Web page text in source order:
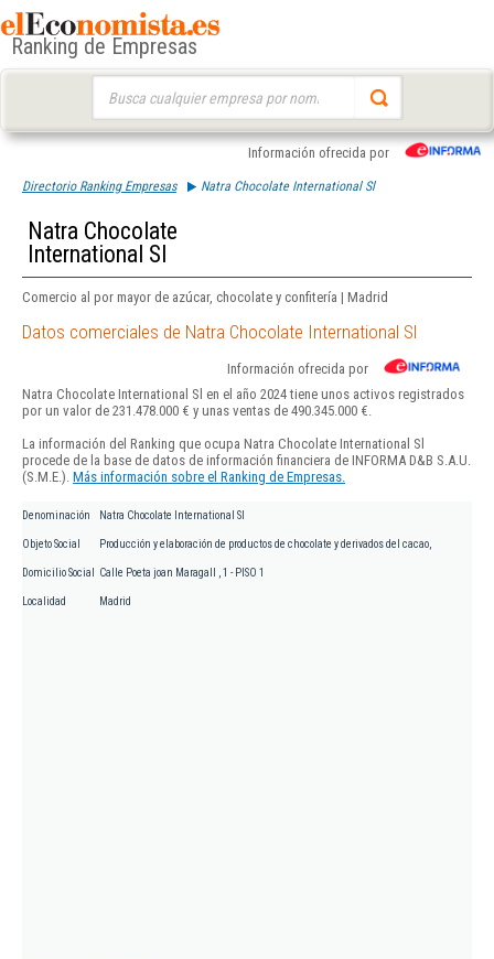
Ranking de Empresas
Información ofrecida por
Directorio Ranking Empresas Natra Chocolate International Sl
Natra Chocolate
International Sl
Comercio al por mayor de azúcar, chocolate y confitería | Madrid
Datos comerciales de Natra Chocolate International Sl
Información ofrecida por
Natra Chocolate International Sl en el año 2024 tiene unos activos registrados
por un valor de 231.478.000 € y unas ventas de 490.345.000 €.
La información del Ranking que ocupa Natra Chocolate International Sl
procede de la base de datos de información financiera de INFORMA D&B S.A.U.
(S.M.E.). Más información sobre el Ranking de Empresas.
Denominación Natra Chocolate International Sl
Objeto Social Producción y elaboración de productos de chocolate y derivados del cacao,
Domicilio Social Calle Poeta joan Maragall , 1 - PISO 1
Localidad Madrid